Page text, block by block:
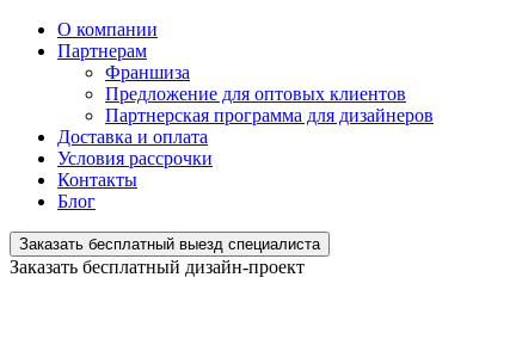
О компании
Партнерам
Франшиза
Предложение для оптовых клиентов
Партнерская программа для дизайнеров
Доставка и оплата
Условия рассрочки
Контакты
Блог
Заказать бесплатный выезд специалиста
Заказать бесплатный дизайн-проект